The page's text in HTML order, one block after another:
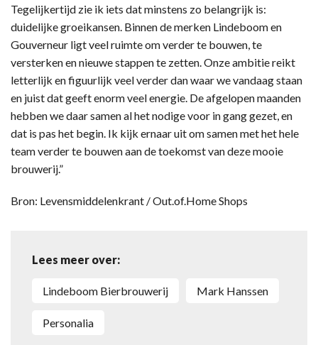
Tegelijkertijd zie ik iets dat minstens zo belangrijk is:
duidelijke groeikansen. Binnen de merken Lindeboom en
Gouverneur ligt veel ruimte om verder te bouwen, te
versterken en nieuwe stappen te zetten. Onze ambitie reikt
letterlijk en figuurlijk veel verder dan waar we vandaag staan
en juist dat geeft enorm veel energie. De afgelopen maanden
hebben we daar samen al het nodige voor in gang gezet, en
dat is pas het begin. Ik kijk ernaar uit om samen met het hele
team verder te bouwen aan de toekomst van deze mooie
brouwerij.”
Bron: Levensmiddelenkrant / Out.of.Home Shops
Lees meer over:
Lindeboom Bierbrouwerij Mark Hanssen
personalia